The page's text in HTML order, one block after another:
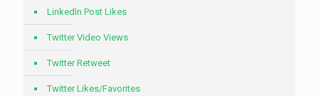
LinkedIn Post Likes
Twitter Video Views
Twitter Retweet
Twitter Likes/Favorites